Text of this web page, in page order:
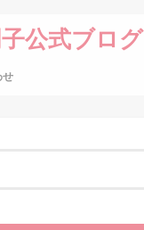
公式ブログ
せ